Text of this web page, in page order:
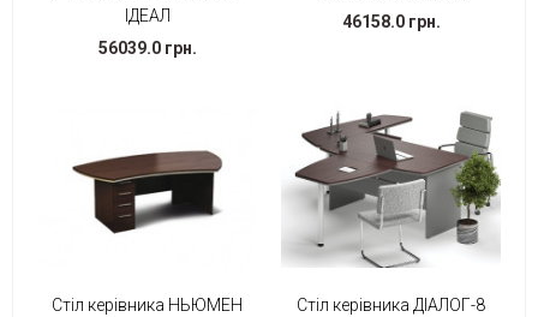
ІДЕАЛ
56039.0 грн.
46158.0 грн.
Стіл керівника НЬЮМЕН
Стіл керівника ДІАЛОГ-8